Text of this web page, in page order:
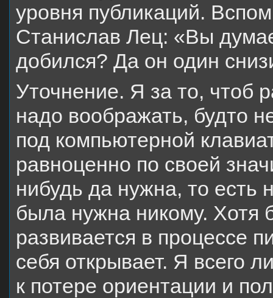
уровня публикаций.
Станислав Лец: «Вы
добился? Да он один
Уточнение. Я за то, чтоб
надо воображать, будто
под компьютерной
равноценно по своей
нибудь да нужна, то есть
была нужна никому. Хотя
развивается в процессе
себя открывает. Я всего
к потере ориентации и